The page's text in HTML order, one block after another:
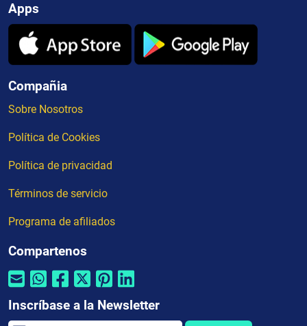
Apps
Compañia
Sobre Nosotros
Política de Cookies
Política de privacidad
Términos de servicio
Programa de afiliados
Compartenos
Inscríbase a la Newsletter